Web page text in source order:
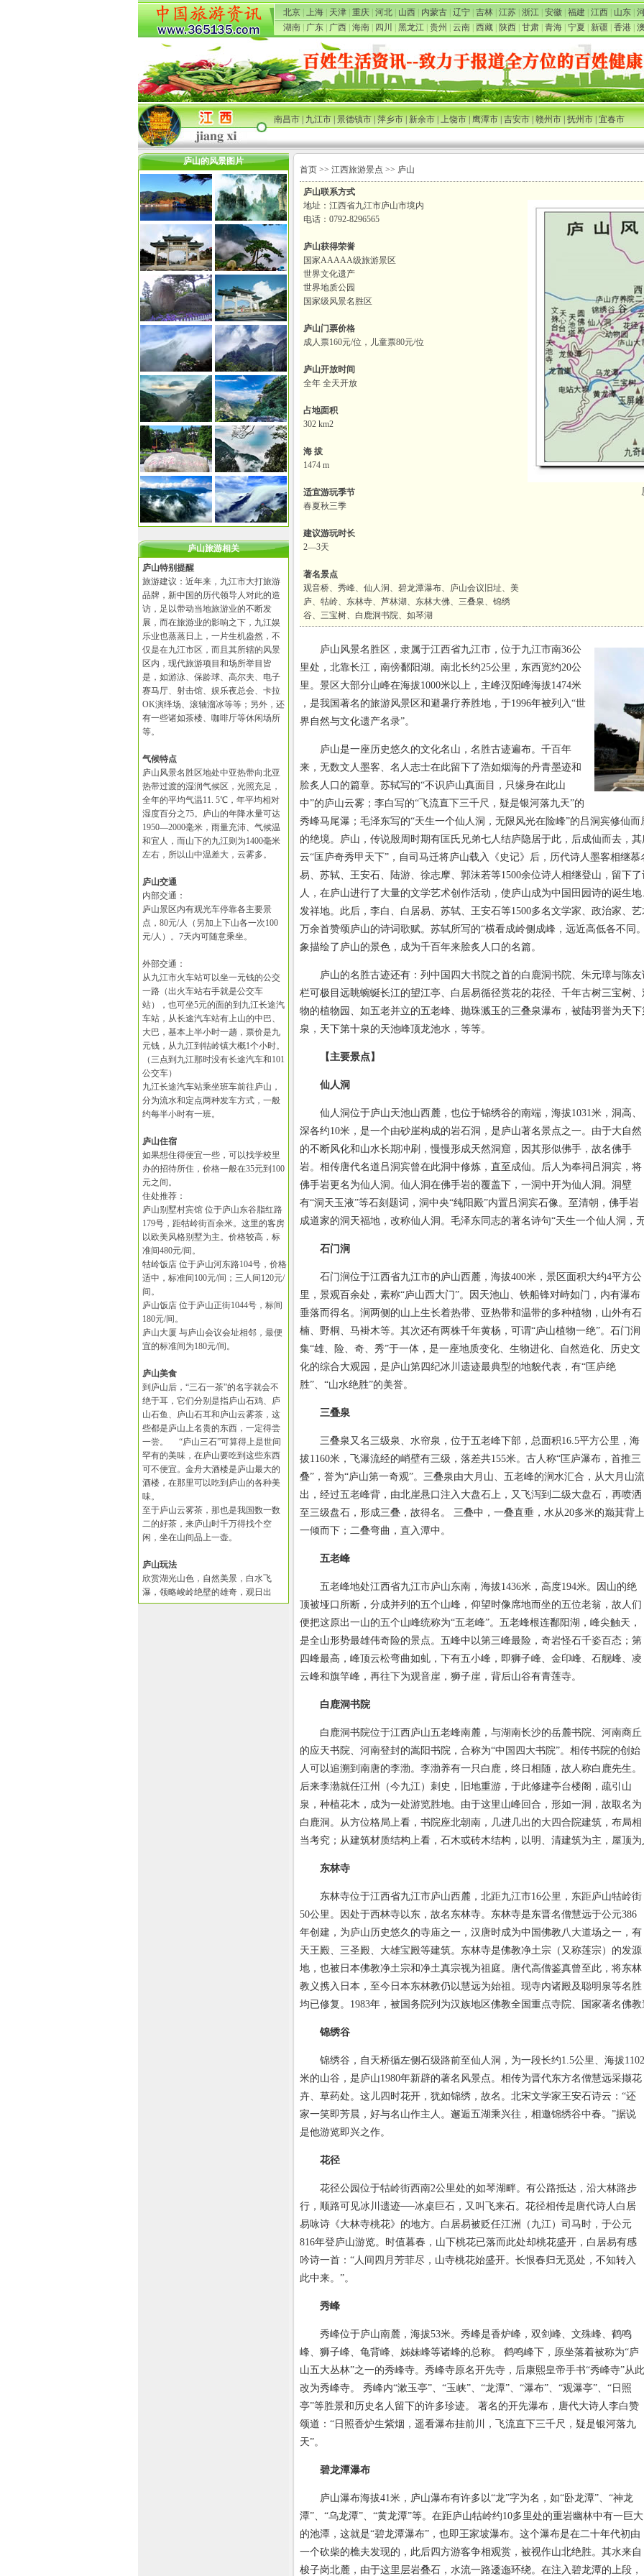
北京 上海 天津 重庆 河北 山西 内蒙古 辽宁 吉林 江苏 浙江 安徽 福建 江西 山东
湖南
广东 广西 海南 四川 黑龙江 贵州 云南 西藏 陕西 甘肃 青海 宁夏 新疆 香港
南昌市|九江市|景德镇市|萍乡市|新余市|上饶市|鹰潭市|吉安市|赣州市|抚州市|宜春市
庐山的风景图片
庐山旅游相关
庐山特别提醒
旅游建议：近年来，九江市大打旅游
品牌，新中国的历代领导人对此的造
访，足以带动当地旅游业的不断发
展，而在旅游业的影响之下，九江娱
乐业也蒸蒸日上，一片生机盎然，不
仅是在九江市区，而且其所辖的风景
区内，现代旅游项目和场所举目皆
是，如游泳、保龄球、高尔夫、电子
赛马厅、射击馆、娱乐夜总会、卡拉
OK演绎场、滚轴溜冰等等；另外，还
有一些诸如茶楼、咖啡厅等休闲场所
等。
气候特点
庐山风景名胜区地处中亚热带向北亚
热带过渡的湿润气候区，光照充足，
全年的平均气温11. 5℃，年平均相对
湿度百分之75。庐山的年降水量可达
1950—2000毫米，雨量充沛、气候温
和宜人，而山下的九江则为1400毫米
左右，所以山中温差大，云雾多。
庐山交通
内部交通：
庐山景区内有观光车停靠各主要景
点，80元/人（另加上下山各一次100
元/人）。7天内可随意乘坐。
外部交通：
从九江市火车站可以坐一元钱的公交
一路（出火车站右手就是公交车
站），也可坐5元的面的到九江长途汽
车站，从长途汽车站有上山的中巴、
大巴，基本上半小时一趟，票价是九
元钱，从九江到牯岭镇大概1个小时。
（三点到九江那时没有长途汽车和101
公交车）
九江长途汽车站乘坐班车前往庐山，
分为流水和定点两种发车方式，一般
约每半小时有一班。
庐山住宿
如果想住得便宜一些，可以找学校里
办的招待所住，价格一般在35元到100
元之间。
住处推荐：
庐山别墅村宾馆 位于庐山东谷脂红路
179号，距牯岭街百余米。这里的客房
以欧美风格别墅为主。价格较高，标
准间480元/间。
牯岭饭店 位于庐山河东路104号，价格
适中，标准间100元/间；三人间120元/
间。
庐山饭店 位于庐山正街1044号，标间
180元/间。
庐山大厦 与庐山会议会址相邻，最便
宜的标准间为180元/间。
庐山美食
到庐山后，“三石一茶”的名字就会不
绝于耳，它们分别是指庐山石鸡、庐
山石鱼、庐山石耳和庐山云雾茶，这
些都是庐山上名贵的东西，一定得尝
一尝。 “庐山三石”可算得上是世间
罕有的美味，在庐山要吃到这些东西
可不便宜。金舟大酒楼是庐山最大的
酒楼，在那里可以吃到庐山的各种美
味。
至于庐山云雾茶，那也是我国数一数
二的好茶，来庐山时千万得找个空
闲，坐在山间品上一壶。
庐山玩法
欣赏湖光山色，自然美景，白水飞
瀑，领略峻岭绝壁的雄奇，观日出
首页 >> 江西旅游景点 >> 庐山
庐山联系方式
地址：江西省九江市庐山市境内
电话：0792-8296565
庐山获得荣誉
国家AAAAA级旅游景区
世界文化遗产
世界地质公园
国家级风景名胜区
庐山门票价格
成人票160元/位，儿童票80元/位
庐山开放时间
全年 全天开放
占地面积
302 km2
海 拔
1474 m
适宜游玩季节
春夏秋三季
建议游玩时长
2—3天
著名景点
观音桥、秀峰、仙人洞、碧龙潭瀑布、庐山会议旧址、美
庐、牯岭、东林寺、芦林湖、东林大佛、三叠泉、锦绣
谷、三宝树、白鹿洞书院、如琴湖
庐山风景名胜区，隶属于江西省九江市，位于九江市南36公
里处，北靠长江，南傍鄱阳湖。南北长约25公里，东西宽约20公
里。景区大部分山峰在海拔1000米以上，主峰汉阳峰海拔1474米
，是我国著名的旅游风景区和避暑疗养胜地，于1996年被列入“世
界自然与文化遗产名录”。
庐山是一座历史悠久的文化名山，名胜古迹遍布。千百年
来，无数文人墨客、名人志士在此留下了浩如烟海的丹青墨迹和
脍炙人口的篇章。苏轼写的“不识庐山真面目，只缘身在此山
中”的庐山云雾；李白写的“飞流直下三千尺，疑是银河落九天”的
秀峰马尾瀑；毛泽东写的“天生一个仙人洞，无限风光在险峰”的吕洞宾修仙
的绝境。庐山，传说殷周时期有匡氏兄弟七人结庐隐居于此，后成仙而去，
云“匡庐奇秀甲天下”，自司马迁将庐山载入《史记》后，历代诗人墨客相继
易、苏轼、王安石、陆游、徐志摩、郭沫若等1500余位诗人相继登山，留下
人，在庐山进行了大量的文学艺术创作活动，使庐山成为中国田园诗的诞生
发祥地。此后，李白、白居易、苏轼、王安石等1500多名文学家、政治家、
万余首赞颂庐山的诗词歌赋。苏轼所写的“横看成岭侧成峰，远近高低各不同
象描绘了庐山的景色，成为千百年来脍炙人口的名篇。
庐山的名胜古迹还有：列中国四大书院之首的白鹿洞书院、朱元璋与陈友
栏可极目远眺蜿蜒长江的望江亭、白居易循径赏花的花径、千年古树三宝树
物的植物园、如五老并立的五老峰、抛珠溅玉的三叠泉瀑布，被陆羽誉为天
泉，天下第十泉的天池峰顶龙池水，等等。
【主要景点】
仙人洞
仙人洞位于庐山天池山西麓，也位于锦绣谷的南端，海拔1031米，洞高、
深各约10米，是一个由砂崖构成的岩石洞，是庐山著名景点之一。由于大自然
的不断风化和山水长期冲刷，慢慢形成天然洞窟，因其形似佛手，故名佛手
岩。相传唐代名道吕洞宾曾在此洞中修炼，直至成仙。后人为奉祠吕洞宾，将
佛手岩更名为仙人洞。仙人洞在佛手岩的覆盖下，一洞中开为仙人洞。洞壁
有“洞天玉液”等石刻题词，洞中央“纯阳殿”内置吕洞宾石像。至清朝，佛手岩
成道家的洞天福地，改称仙人洞。毛泽东同志的著名诗句“天生一个仙人洞，
石门涧
石门涧位于江西省九江市的庐山西麓，海拔400米，景区面积大约4平方公
里，景观百余处，素称“庐山西大门”。因天池山、铁船锋对峙如门，内有瀑布
垂落而得名。涧两侧的山上生长着热带、亚热带和温带的多种植物，山外有石
楠、野桐、马褂木等。其次还有两株千年黄杨，可谓“庐山植物一绝”。石门涧
集“雄、险、奇、秀”于一体，是一座地质变化、生物进化、自然造化、历史文
化的综合大观园，是庐山第四纪冰川遗迹最典型的地貌代表，有“匡庐绝
胜”、“山水绝胜”的美誉。
三叠泉
三叠泉又名三级泉、水帘泉，位于五老峰下部，总面积16.5平方公里，海
拔1160米，飞瀑流经的峭壁有三级，落差共155米。古人称“匡庐瀑布，首推三
叠”，誉为“庐山第一奇观”。三叠泉由大月山、五老峰的涧水汇合，从大月山流
出，经过五老峰背，由北崖悬口注入大盘石上，又飞泻到二级大盘石，再喷洒
至三级盘石，形成三叠，故得名。 三叠中，一叠直垂，水从20多米的巅萁背上
一倾而下；二叠弯曲，直入潭中。
五老峰
五老峰地处江西省九江市庐山东南，海拔1436米，高度194米。因山的绝
顶被垭口所断，分成并列的五个山峰，仰望时像席地而坐的五位老翁，故人们
便把这原出一山的五个山峰统称为“五老峰”。五老峰根连鄱阳湖，峰尖触天，
是全山形势最雄伟奇险的景点。五峰中以第三峰最险，奇岩怪石千姿百态；第
四峰最高，峰顶云松弯曲如虬，下有五小峰，即狮子峰、金印峰、石舰峰、凌
云峰和旗竿峰，再往下为观音崖，狮子崖，背后山谷有青莲寺。
白鹿洞书院
白鹿洞书院位于江西庐山五老峰南麓，与湖南长沙的岳麓书院、河南商丘
的应天书院、河南登封的嵩阳书院，合称为“中国四大书院”。相传书院的创始
人可以追溯到南唐的李渤。李渤养有一只白鹿，终日相随，故人称白鹿先生。
后来李渤就任江州（今九江）刺史，旧地重游，于此修建亭台楼阁，疏引山
泉，种植花木，成为一处游览胜地。由于这里山峰回合，形如一洞，故取名为
白鹿洞。从方位格局上看，书院座北朝南，几进几出的大四合院建筑，布局相
当考究；从建筑材质结构上看，石木或砖木结构，以明、清建筑为主，屋顶
东林寺
东林寺位于江西省九江市庐山西麓，北距九江市16公里，东距庐山牯岭街
50公里。因处于西林寺以东，故名东林寺。东林寺是东晋名僧慧远于公元386
年创建，为庐山历史悠久的寺庙之一，汉唐时成为中国佛教八大道场之一，有
天王殿、三圣殿、大雄宝殿等建筑。东林寺是佛教净土宗（又称莲宗）的发源
地，也被日本佛教净土宗和净土真宗视为祖庭。唐代高僧鉴真曾至此，将东林
教义携入日本，至今日本东林教仍以慧远为始祖。现寺内诸殿及聪明泉等名胜
均已修复。1983年，被国务院列为汉族地区佛教全国重点寺院、国家著名佛
锦绣谷
锦绣谷，自天桥循左侧石级路前至仙人洞，为一段长约1.5公里、海拔1102
米的山谷，是庐山1980年新辟的著名风景点。相传为晋代东方名僧慧远采撷花
卉、草药处。这儿四时花开，犹如锦绣，故名。北宋文学家王安石诗云：“还
家一笑即芳晨，好与名山作主人。邂逅五湖乘兴往，相邀锦绣谷中春。”据说
是他游览即兴之作。
花径
花径公园位于牯岭街西南2公里处的如琴湖畔。有公路抵达，沿大林路步
行，顺路可见冰川遗迹──冰桌巨石，又叫飞来石。花径相传是唐代诗人白居
易咏诗《大林寺桃花》的地方。白居易被贬任江洲（九江）司马时，于公元
816年登庐山游览。时值暮春，山下桃花已落而此处却桃花盛开，白居易有感
吟诗一首：“人间四月芳菲尽，山寺桃花始盛开。长恨春归无觅处，不知转入
此中来。”。
秀峰
秀峰位于庐山南麓，海拔53米。秀峰是香炉峰，双剑峰、文殊峰、鹤鸣
峰、狮子峰、龟背峰、姊妹峰等诸峰的总称。 鹤鸣峰下，原坐落着被称为“庐
山五大丛林”之一的秀峰寺。秀峰寺原名开先寺，后康熙皇帝手书“秀峰寺”从此
改为秀峰寺。 秀峰内“漱玉亭”、“玉峡”、“龙潭”、“瀑布”、“观瀑亭”、“日照
亭”等胜景和历史名人留下的许多珍迹。 著名的开先瀑布，唐代大诗人李白赞
颂道：“日照香炉生紫烟，遥看瀑布挂前川，飞流直下三千尺，疑是银河落九
天”。
碧龙潭瀑布
庐山瀑布海拔41米，庐山瀑布有许多以“龙”字为名，如“卧龙潭”、“神龙
潭”、“乌龙潭”、“黄龙潭”等。在距庐山牯岭约10多里处的重岩幽林中有一巨大
的池潭，这就是“碧龙潭瀑布”，也即王家坡瀑布。这个瀑布是在二十年代初由
一个砍柴的樵夫发现的，此后四方游客争相观赏，被视作山北绝胜。其水来自
梭子岗北麓，由于这里层岩叠石，水流一路逶迤环绕。在注入碧龙潭的上段，